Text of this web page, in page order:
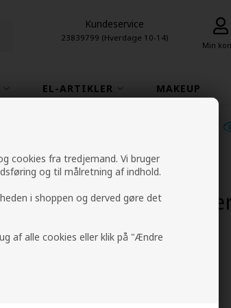
cookies fra tredjemand. Vi bruger
og til målretning af indhold.
i shoppen og derved gøre det
af alle cookies eller klik på "Ændre
Kundeservice
23839799 (Hverdage 10-14)
Min
EL-ARTIKLER MAKEUP
VOLUME